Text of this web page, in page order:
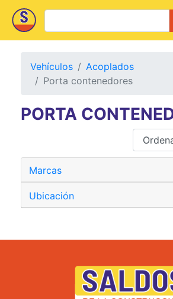
Vehículos
Acoplados
Porta contenedores
PORTA
Marcas
Ubicación